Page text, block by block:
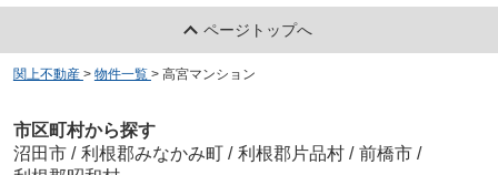
ページトップへ
関上不動産 > 物件一覧 > 高宮マンション
市区町村から探す
沼田市 / 利根郡みなかみ町 / 利根郡片品村 / 前橋市 /